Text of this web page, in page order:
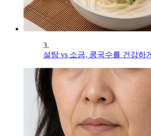
3.
설탕 vs 소금, 콩국수를 건강하